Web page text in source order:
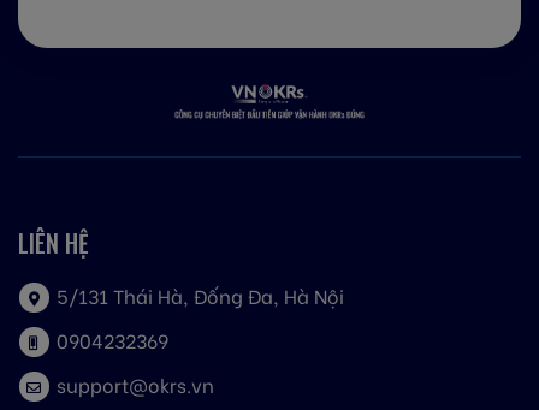
LIÊN HỆ
5/131 Thái Hà, Đống Đa, Hà Nội
0904232369
support@okrs.vn